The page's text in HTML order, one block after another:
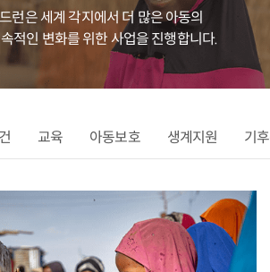
런은 세계 각지에서 더 많은 아동의
적인 변화를 위한 사업을 진행합니다.
교육 아동보호 생계지원 기